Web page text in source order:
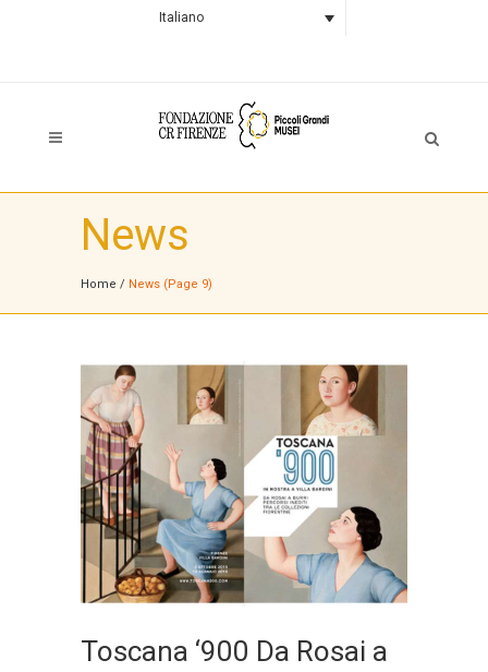
Italiano
News
Home / News (Page 9)
Toscana ‘900 Da Rosai a